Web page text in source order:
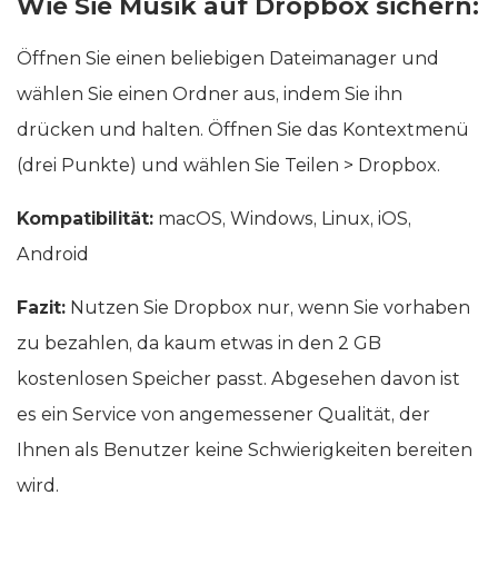
Wie Sie Musik auf Dropbox sichern:
Öffnen Sie einen beliebigen Dateimanager und
wählen Sie einen Ordner aus, indem Sie ihn
drücken und halten. Öffnen Sie das Kontextmenü
(drei Punkte) und wählen Sie Teilen > Dropbox.
Kompatibilität: macOS, Windows, Linux, iOS,
Android
Fazit: Nutzen Sie Dropbox nur, wenn Sie vorhaben
zu bezahlen, da kaum etwas in den 2 GB
kostenlosen Speicher passt. Abgesehen davon ist
es ein Service von angemessener Qualität, der
Ihnen als Benutzer keine Schwierigkeiten bereiten
wird.